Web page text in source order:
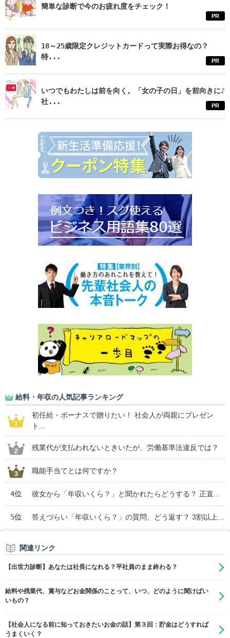
簡単な診断で今のお疲れ度をチェック！
PR
18～25歳限定クレジットカードって実際お得なの？
特...
PR
いつでもわたしは前を向く。「女の子の日」を前向きに♪
社...
PR
給料・年収の人気記事ランキング
初任給・ボーナスで贈りたい！ 社会人が両親にプレゼン
ト...
残業代が支払われないときいたが、労働基準法違反では？
職能手当てとは何ですか？
4位 彼女から「年収いくら？」と聞かれたらどうする？ 正直...
5位 答えづらい「年収いくら？」の質問、どう返す？ 3割以上...
関連リンク
【出世力診断】あなたは社長になれる？平社員のまま終わる？
給料や残業代、賞与などお金関係のことって、いつ、どのように聞けばい
いもの？
【社会人になる前に知っておきたいお金の話】第３回：貯金はどうすれば
うまくいく？